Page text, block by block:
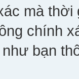
mà
chính
bạn